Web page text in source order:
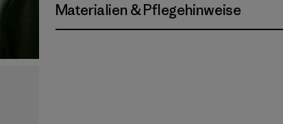
Materialien & Pflegehinweise